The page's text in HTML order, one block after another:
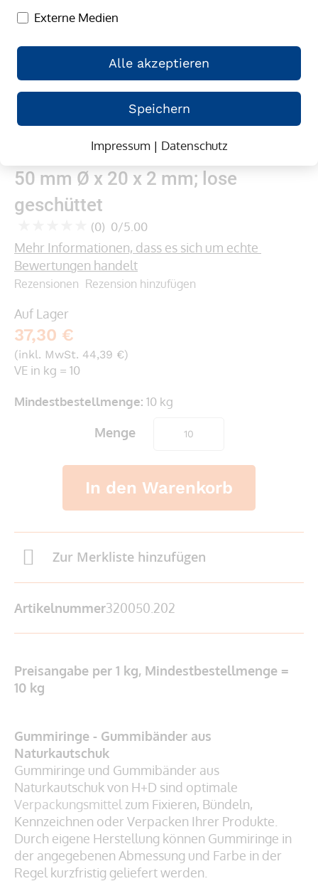
Externe Medien
Alle akzeptieren
Speichern
Impressum| Datenschutz
Anfang
der
Bildergalerie
springen
Gummibänder, natur/transparent;
50 mm Ø x 20 x 2 mm; lose
geschüttet
0
% of100
(0) 0/5.00
Mehr Informationen, dass es sich um echte
Bewertungen handelt
Rezensionen Rezension hinzufügen
Auf Lager
37,30 €
(inkl. MwSt. 44,39 €)
VE in kg = 10
Mindestbestellmenge: 10 kg
Menge
In den Warenkorb
Zur Merkliste hinzufügen
Artikelnummer320050.202
Preisangabe per 1 kg, Mindestbestellmenge =
10 kg
Gummiringe - Gummibänder aus
Naturkautschuk
Gummiringe und Gummibänder aus
Naturkautschuk von H+D sind optimale
Verpackungsmittel zum Fixieren, Bündeln,
Kennzeichnen oder Verpacken Ihrer Produkte.
Durch eigene Herstellung können Gummiringe in
der angegebenen Abmessung und Farbe in der
Regel kurzfristig geliefert werden.